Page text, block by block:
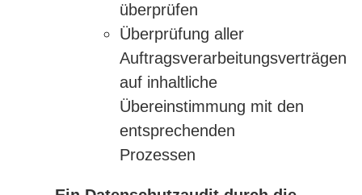
überprüfen
Überprüfung aller
Auftragsverarbeitungsverträgen
auf inhaltliche
Übereinstimmung mit den
entsprechenden
Prozessen